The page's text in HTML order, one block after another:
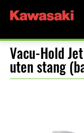
Vacu-Hold
uten stang